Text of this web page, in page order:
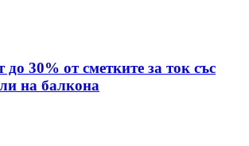
до 30% от сметките за ток със
на балкона